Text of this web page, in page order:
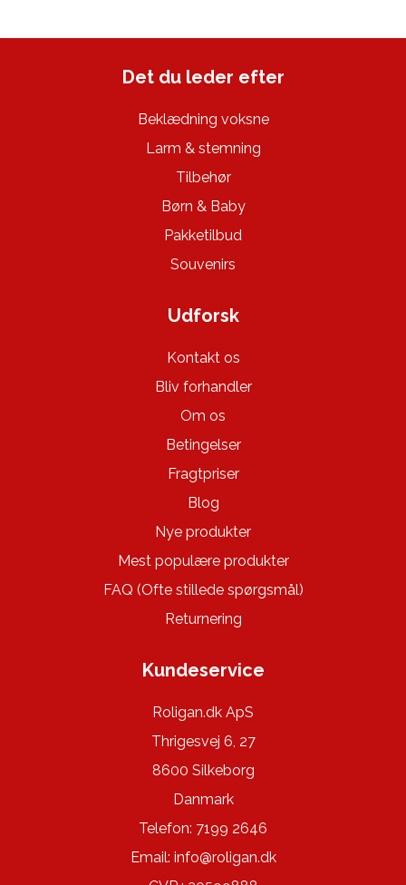
Det du leder efter
Beklædning voksne
Larm & stemning
Tilbehør
Børn & Baby
Pakketilbud
Souvenirs
Udforsk
Kontakt os
Bliv forhandler
Om os
Betingelser
Fragtpriser
Blog
Nye produkter
Mest populære produkter
FAQ (Ofte stillede spørgsmål)
Returnering
Kundeservice
Roligan.dk ApS
Thrigesvej 6, 27
8600 Silkeborg
Danmark
Telefon: 7199 2646
Email: info@roligan.dk